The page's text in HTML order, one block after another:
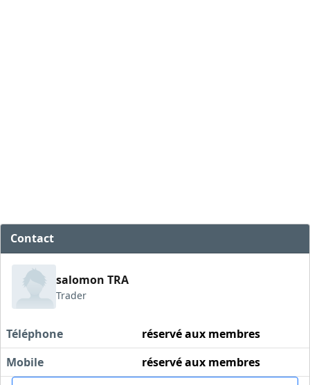
Contact
salomon TRA
Trader
Téléphone
réservé aux membres
Mobile
réservé aux membres